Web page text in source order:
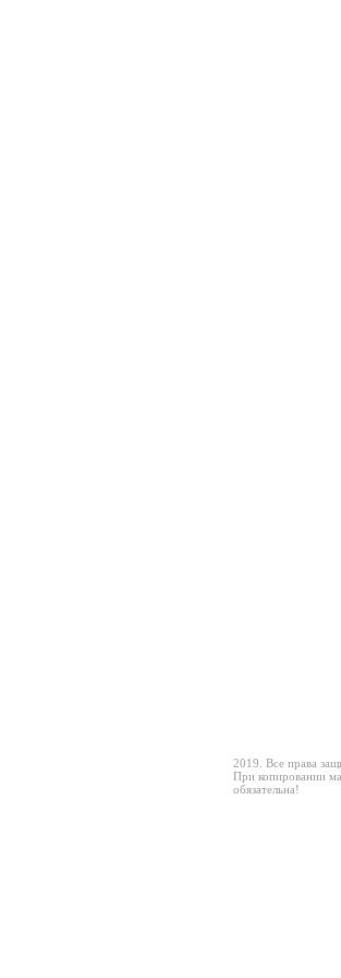
2019. Все права
При копировании
обязательна!